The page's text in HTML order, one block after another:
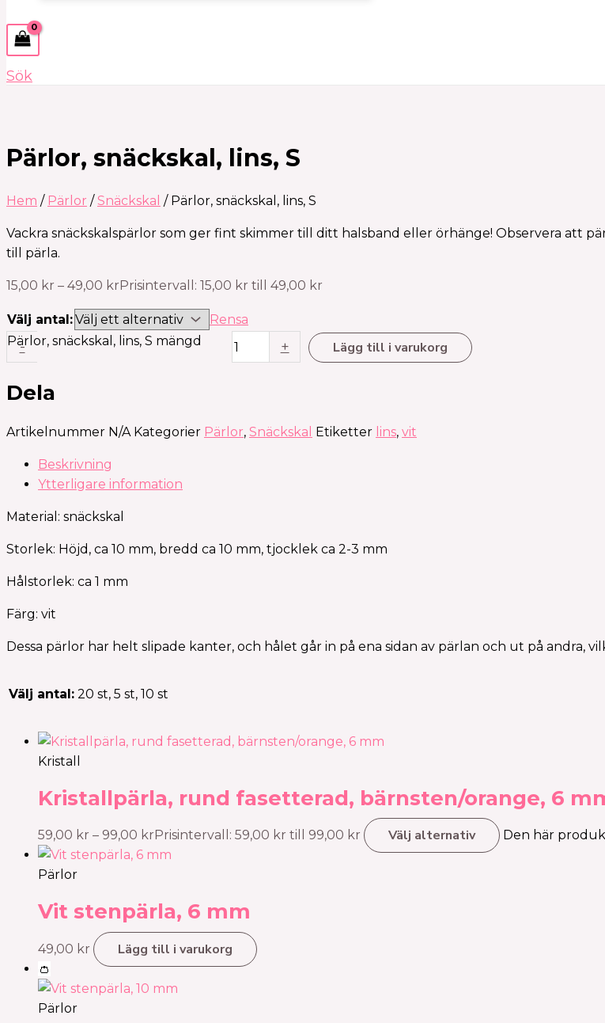
Sök
Pärlor, snäckskal, lins, S
Hem / Pärlor /Snäckskal / Pärlor, snäckskal, lins, S
Vackra snäckskalspärlor som ger fint skimmer till ditt halsband eller örhänge! Observera att
till pärla.
15,00 kr – 49,00 krPrisintervall: 15,00 kr till 49,00 kr
Välj antal: Rensa
-
Pärlor, snäckskal, lins, S mängd + Lägg till i varukorg
Dela
Artikelnummer N/A Kategorier Pärlor, Snäckskal Etiketter lins, vit
Beskrivning
Ytterligare information
Material: snäckskal
Storlek: Höjd, ca 10 mm, bredd ca 10 mm, tjocklek ca 2-3 mm
Hålstorlek: ca 1 mm
Färg: vit
Dessa pärlor har helt slipade kanter, och hålet går in på ena sidan av pärlan och ut på
Välj antal: 20 st, 5 st, 10 st
Kristall
Kristallpärla, rund fasetterad, bärnsten/orange, 6
59,00 kr – 99,00 kr Prisintervall: 59,00 kr till 99,00 kr Välj alternativ Den här
Pärlor
Vit stenpärla, 6 mm
49,00 kr Lägg till i varukorg
👛
Pärlor